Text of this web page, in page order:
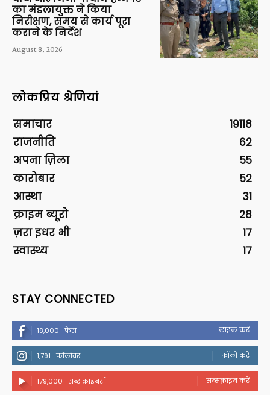
का मंडलायुक्त ने किया
निरीक्षण, समय से कार्य पूरा
कराने के निर्देश
August 8, 2026
लोकप्रिय श्रेणियां
समाचार
19118
राजनीति
62
अपना ज़िला
55
कारोबार
52
आस्था
31
क्राइम ब्यूरो
28
ज़रा इधर भी
17
स्वास्थ्य
17
STAY CONNECTED
18,000 फैंस लाइक करें
1,791 फॉलोवर फॉलो करें
179,000 सब्सक्राइबर्स सब्सक्राइब करें